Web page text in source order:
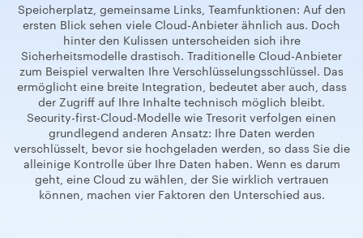
Speicherplatz, gemeinsame Links, Teamfunktionen: Auf den
ersten Blick sehen viele Cloud-Anbieter ähnlich aus. Doch
hinter den Kulissen unterscheiden sich ihre
Sicherheitsmodelle drastisch. Traditionelle Cloud-Anbieter
zum Beispiel verwalten Ihre Verschlüsselungsschlüssel. Das
ermöglicht eine breite Integration, bedeutet aber auch, dass
der Zugriff auf Ihre Inhalte technisch möglich bleibt.
Security-first-Cloud-Modelle wie Tresorit verfolgen einen
grundlegend anderen Ansatz: Ihre Daten werden
verschlüsselt, bevor sie hochgeladen werden, so dass Sie die
alleinige Kontrolle über Ihre Daten haben. Wenn es darum
geht, eine Cloud zu wählen, der Sie wirklich vertrauen
können, machen vier Faktoren den Unterschied aus.